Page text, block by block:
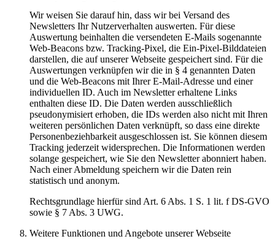
Wir weisen Sie darauf hin, dass wir bei Versand des
Newsletters Ihr Nutzerverhalten auswerten. Für diese
Auswertung beinhalten die versendeten E-Mails sogenannte
Web-Beacons bzw. Tracking-Pixel, die Ein-Pixel-Bilddateien
darstellen, die auf unserer Webseite gespeichert sind. Für die
Auswertungen verknüpfen wir die in § 4 genannten Daten
und die Web-Beacons mit Ihrer E-Mail-Adresse und einer
individuellen ID. Auch im Newsletter erhaltene Links
enthalten diese ID. Die Daten werden ausschließlich
pseudonymisiert erhoben, die IDs werden also nicht mit Ihren
weiteren persönlichen Daten verknüpft, so dass eine direkte
Personenbeziehbarkeit ausgeschlossen ist. Sie können diesem
Tracking jederzeit widersprechen. Die Informationen werden
solange gespeichert, wie Sie den Newsletter abonniert haben.
Nach einer Abmeldung speichern wir die Daten rein
statistisch und anonym.
Rechtsgrundlage hierfür sind Art. 6 Abs. 1 S. 1 lit. f DS-GVO
sowie § 7 Abs. 3 UWG.
Weitere Funktionen und Angebote unserer Webseite